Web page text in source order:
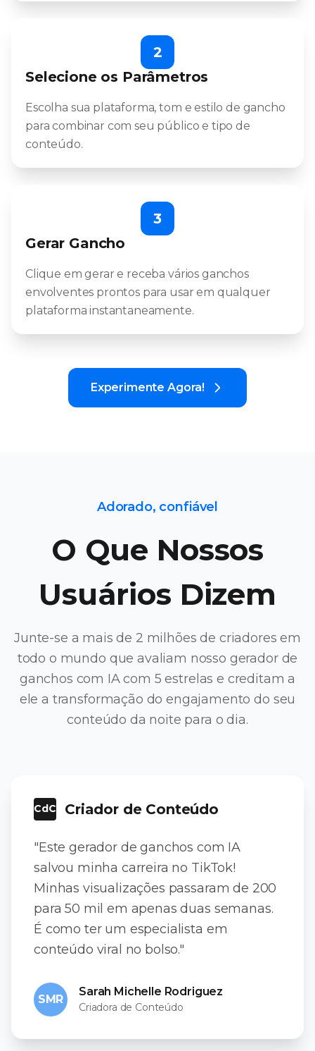
2
Selecione os Parâmetros
Escolha sua plataforma, tom e estilo de gancho
para combinar com seu público e tipo de
conteúdo.
3
Gerar Gancho
Clique em gerar e receba vários ganchos
envolventes prontos para usar em qualquer
plataforma instantaneamente.
Experimente Agora!
Adorado, confiável
O Que Nossos
Usuários Dizem
Junte-se a mais de 2 milhões de criadores em
todo o mundo que avaliam nosso gerador de
ganchos com IA com 5 estrelas e creditam a
ele a transformação do engajamento do seu
conteúdo da noite para o dia.
CdC Criador de Conteúdo
"Este gerador de ganchos com IA
salvou minha carreira no TikTok!
Minhas visualizações passaram de 200
para 50 mil em apenas duas semanas.
É como ter um especialista em
conteúdo viral no bolso."
SMR
Sarah Michelle Rodriguez
Criadora de Conteúdo